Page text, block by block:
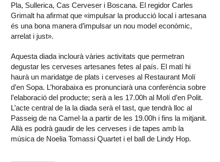
Pla, Sullerica, Cas Cerveser i Boscana. El regidor Carles
Grimalt ha afirmat que «impulsar la producció local i artesana
és una bona manera d’impulsar un nou model econòmic,
arrelat i just».
Aquesta diada inclourà vàries activitats que permetran
degustar les cerveses artesanes fetes al país. El matí hi
haurà un maridatge de plats i cerveses al Restaurant Molí
d’en Sopa. L’horabaixa es pronunciarà una conferència sobre
l’elaboració del producte; serà a les 17.00h al Molí d’en Polit.
L’acte central de la la diada serà el tast, que tendrà lloc al
Passeig de na Camel·la a partir de les 19.00h i fins la mitjanit.
Allà es podrà gaudir de les cerveses i de tapes amb la
música de Noelia Tomassi Quartet i el ball de Lindy Hop.